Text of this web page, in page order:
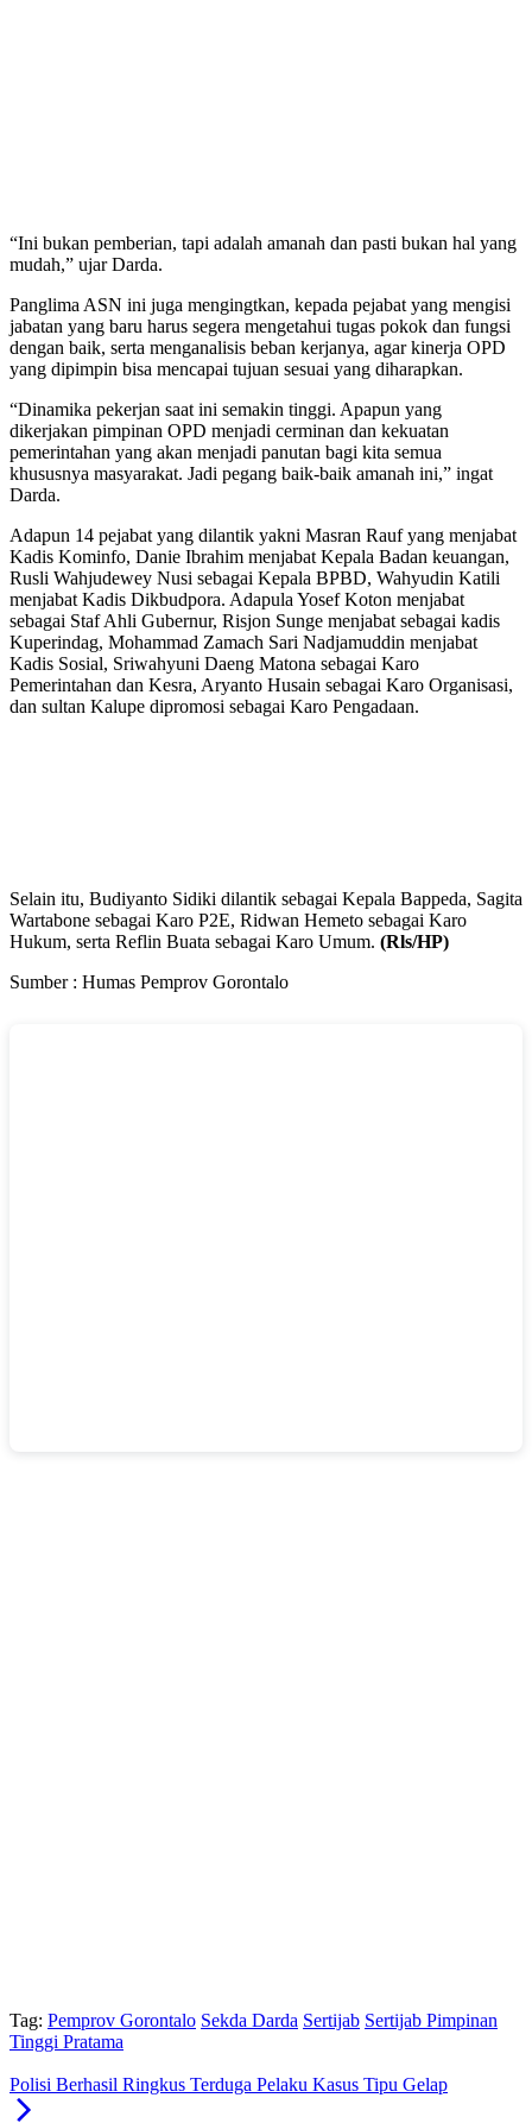
“Ini bukan pemberian, tapi adalah amanah dan pasti bukan hal yang
mudah,” ujar Darda.
Panglima ASN ini juga mengingtkan, kepada pejabat yang mengisi
jabatan yang baru harus segera mengetahui tugas pokok dan fungsi
dengan baik, serta menganalisis beban kerjanya, agar kinerja OPD
yang dipimpin bisa mencapai tujuan sesuai yang diharapkan.
“Dinamika pekerjan saat ini semakin tinggi. Apapun yang
dikerjakan pimpinan OPD menjadi cerminan dan kekuatan
pemerintahan yang akan menjadi panutan bagi kita semua
khususnya masyarakat. Jadi pegang baik-baik amanah ini,” ingat
Darda.
Adapun 14 pejabat yang dilantik yakni Masran Rauf yang menjabat
Kadis Kominfo, Danie Ibrahim menjabat Kepala Badan keuangan,
Rusli Wahjudewey Nusi sebagai Kepala BPBD, Wahyudin Katili
menjabat Kadis Dikbudpora. Adapula Yosef Koton menjabat
sebagai Staf Ahli Gubernur, Risjon Sunge menjabat sebagai kadis
Kuperindag, Mohammad Zamach Sari Nadjamuddin menjabat
Kadis Sosial, Sriwahyuni Daeng Matona sebagai Karo
Pemerintahan dan Kesra, Aryanto Husain sebagai Karo Organisasi,
dan sultan Kalupe dipromosi sebagai Karo Pengadaan.
Selain itu, Budiyanto Sidiki dilantik sebagai Kepala Bappeda, Sagita
Wartabone sebagai Karo P2E, Ridwan Hemeto sebagai Karo
Hukum, serta Reflin Buata sebagai Karo Umum. (Rls/HP)
Sumber : Humas Pemprov Gorontalo
Tag: Pemprov Gorontalo Sekda Darda Sertijab Sertijab Pimpinan
Tinggi Pratama
Polisi Berhasil Ringkus Terduga Pelaku Kasus Tipu Gelap